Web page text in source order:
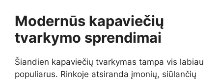
Modernūs kapaviečių
tvarkymo sprendimai
Šiandien kapaviečių tvarkymas tampa vis labiau
populiarus. Rinkoje atsiranda įmonių, siūlančių